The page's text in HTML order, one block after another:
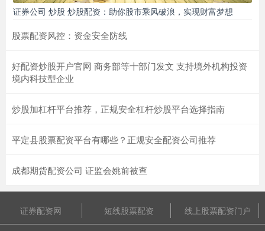
证券公司 炒股 炒股配资：助你股市乘风破浪，实现财富梦想
股票配资风控：资金安全防线
好配资炒股开户官网 商务部等十部门发文 支持境外机构投资
境内科技型企业
炒股加杠杆平台推荐，正规安全杠杆炒股平台选择指南
平定县股票配资平台有哪些？正规安全配资公司推荐
成都期货配资公司 证监会姚前被查
证券配资网 短线股票配资 线上股票配资门户